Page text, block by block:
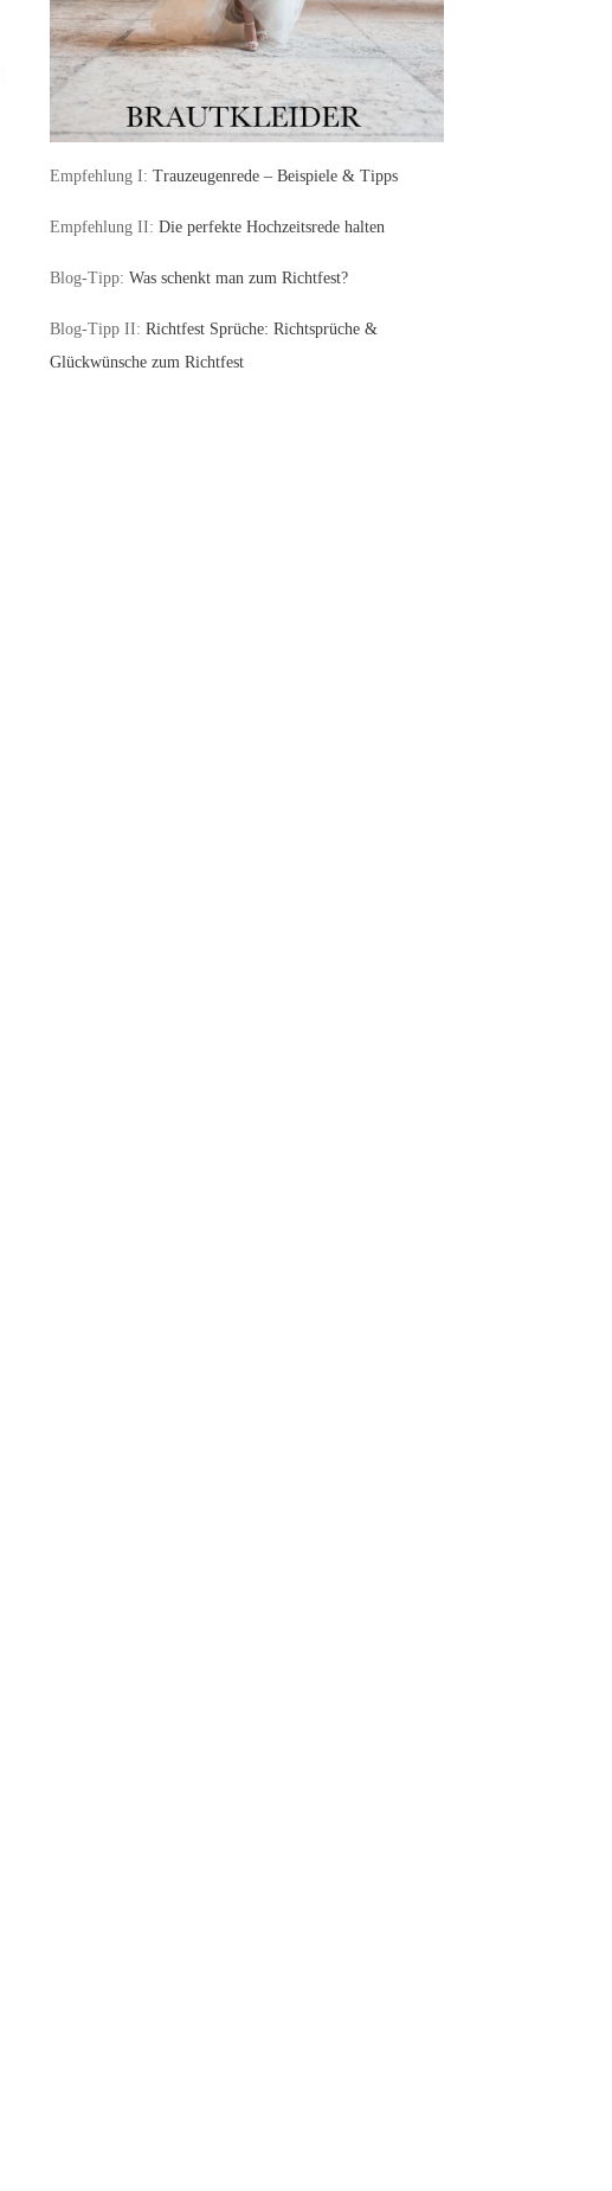
Empfehlung I: Trauzeugenrede – Beispiele & Tipps
Empfehlung II: Die perfekte Hochzeitsrede halten
Blog-Tipp: Was schenkt man zum Richtfest?
Blog-Tipp II: Richtfest Sprüche: Richtsprüche &
Glückwünsche zum Richtfest